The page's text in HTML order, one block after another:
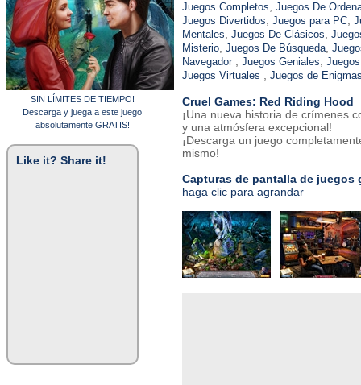
SIN LÍMITES DE TIEMPO!
Descarga y juega a este juego
absolutamente GRATIS!
Like it? Share it!
Juegos Completos Juegos De
Juegos Divertidos Juegos para PC
Mentales Juegos De Clásicos
Misterio Juegos De Búsqueda
Navegador
Juegos Geniales
Juegos Virtuales
Juegos de
Cruel Games: Red Riding Hood
¡Una nueva historia de crímenes
y una atmósfera excepcional!
¡Descarga un juego
mismo!
Capturas de pantalla de juegos
haga clic para agrandar